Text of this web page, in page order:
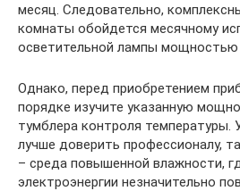
месяц. Следовательно,
комнаты обойдется месячному
осветительной лампы мощностью
Однако, перед приобретением
порядке изучите указанную
тумблера контроля температуры.
лучше доверить профессионалу,
– среда повышенной влажности,
электроэнергии незначительно